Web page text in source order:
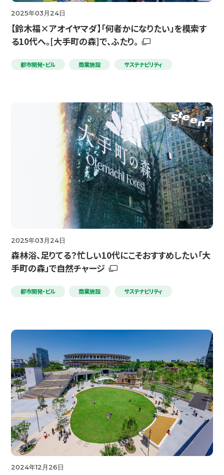
2025年03月24日
【鈴木福×アオイヤマダ】「何者かになりたい」を模索す
る10代へ。[大手町の森]で、ふたり。
都市開発・ビル 商業施設 サステナビリティ
2025年03月24日
森林浴、足りてる？忙しい10代にこそおすすめしたい「大
手町の森」で自然チャージ
都市開発・ビル 商業施設 サステナビリティ
2024年12月26日